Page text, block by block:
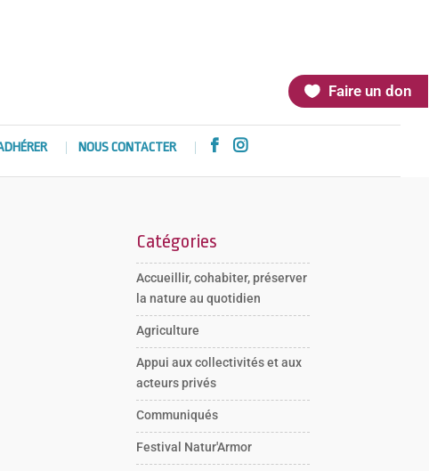
Faire un don
NOUS CONTACTER  
Catégories
Accueillir, cohabiter, préserver
la nature au quotidien
Agriculture
Appui aux collectivités et aux
acteurs privés
Communiqués
Festival Natur'Armor